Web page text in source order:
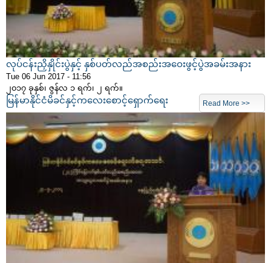
လုပ်ငန်းညှိနှိုင်းပွဲနှင့် နှစ်ပတ်လည်အစည်းအဝေးဖွင့်ပွဲအခမ်းအနား
Tue 06 Jun 2017 - 11:56
၂၀၁၇ ခုနှစ်၊ ဇွန်လ ၁ ရက်၊ ၂ ရက်။
Read More >>
မြန်မာနိုင်ငံမိခင်နှင့်ကလေးစောင့်ရှောက်ရေး